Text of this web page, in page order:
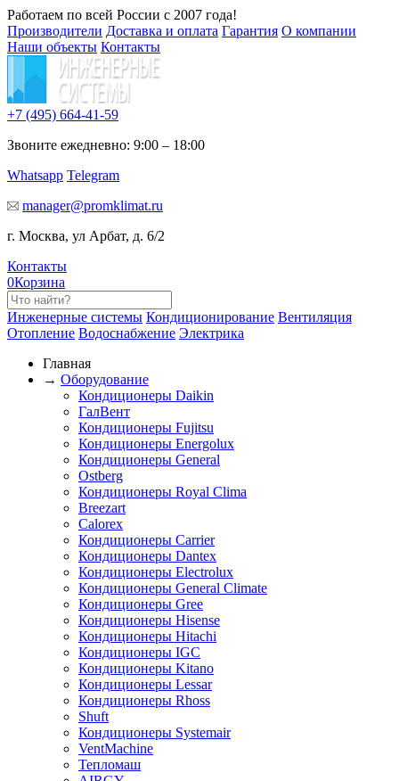
Работаем по всей России с 2007 года!
Производители Доставка и оплата Гарантия О компании
Наши объекты Контакты
+7 (495) 664-41-59
Звоните ежедневно: 9:00 – 18:00
Whatsapp Telegram
manager@promklimat.ru
г. Москва, ул Арбат, д. 6/2
Контакты
0Корзина
Инженерные системы Кондиционирование Вентиляция
Отопление Водоснабжение Электрика
Главная
→ Оборудование
Кондиционеры Daikin
ГалВент
Кондиционеры Fujitsu
Кондиционеры Energolux
Кондиционеры General
Ostberg
Кондиционеры Royal Clima
Breezart
Calorex
Кондиционеры Carrier
Кондиционеры Dantex
Кондиционеры Electrolux
Кондиционеры General Climate
Кондиционеры Gree
Кондиционеры Hisense
Кондиционеры Hitachi
Кондиционеры IGC
Кондиционеры Kitano
Кондиционеры Lessar
Кондиционеры Rhoss
Shuft
Кондиционеры Systemair
VentMachine
Тепломаш